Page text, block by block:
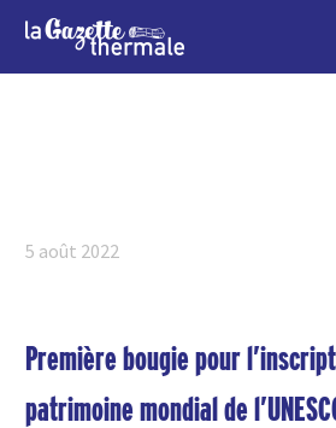
5 août 2022
Première bougie pour
patrimoine mondial de